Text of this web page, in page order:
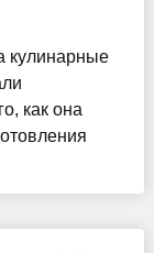
кулинарные
как она